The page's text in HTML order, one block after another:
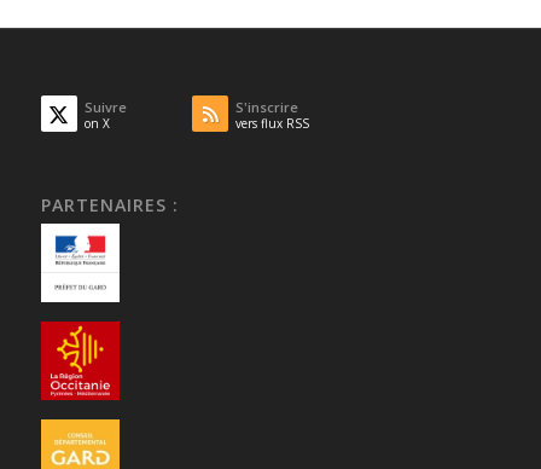
Suivre
on X
S'inscrire
vers flux RSS
PARTENAIRES :